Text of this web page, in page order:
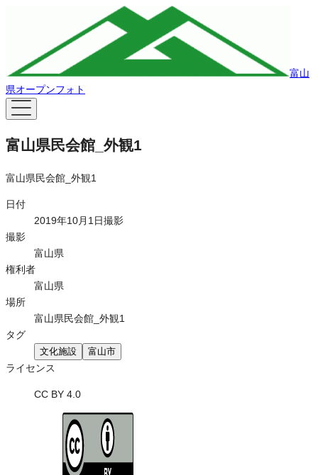
富山
県オープンフォト
富山県民会館_外観1
富山県民会館_外観1
日付
2019年10月1日撮影
撮影
富山県
権利者
富山県
場所
富山県民会館_外観1
タグ
文化施設 富山市
ライセンス
CC BY 4.0